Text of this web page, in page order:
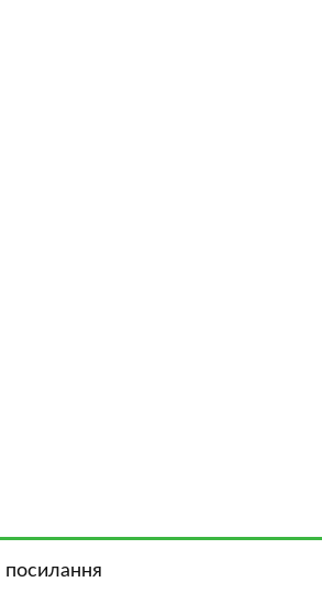
посилання